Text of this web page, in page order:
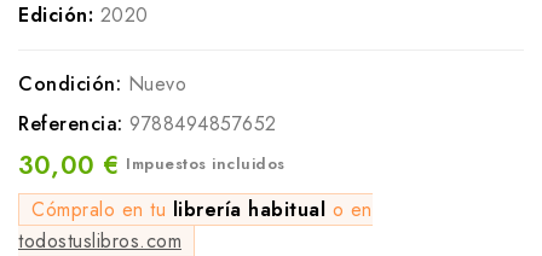
Edición: 2020
Condición: Nuevo
Referencia: 9788494857652
30,00 € Impuestos incluidos
Cómpralo en tu librería habitual o en
todostuslibros.com